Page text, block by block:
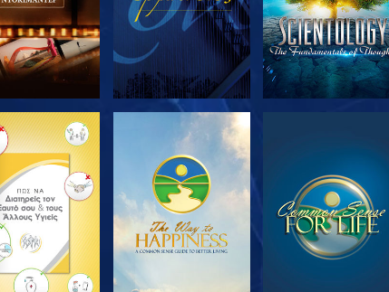
ΤΗ
ΣΕΙΡΑ
ΕΞΕΡΕΥΝΗΣΤΕ ΤΗ
ΣΕΙΡΑ